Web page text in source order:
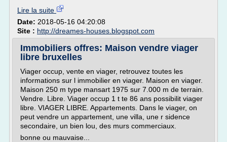
Lire la suite
Date: 2018-05-16 04:20:08
Site : http://dreames-houses.blogspot.com
Immobiliers offres: Maison vendre viager
libre bruxelles
Viager occup, vente en viager, retrouvez toutes les
informations sur l immobilier en viager. Maison en viager.
Maison 250 m type mansart 1975 sur 7.000 m de terrain.
Vendre. Libre. Viager occup 1 t te 86 ans possibilit viager
libre. VIAGER LIBRE. Appartements. Dans le viager, on
peut vendre un appartement, une villa, une r sidence
secondaire, un bien lou, des murs commerciaux.
bonne ou mauvaise...